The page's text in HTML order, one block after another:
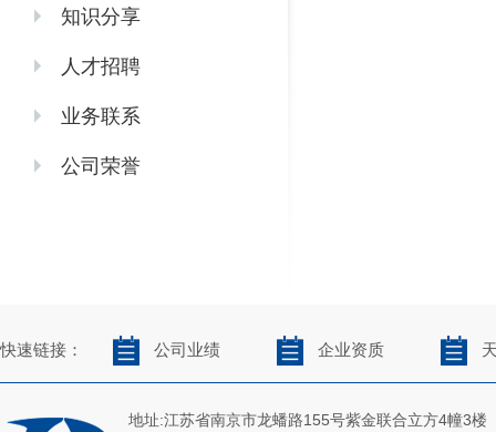
知识分享
人才招聘
业务联系
公司荣誉
快速链接： 公司业绩 企业资质
地址:江苏省南京市龙蟠路155号紫金联合立方4幢